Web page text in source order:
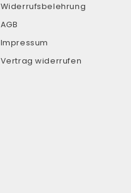
Widerrufsbelehrung
AGB
Impressum
Vertrag widerrufen